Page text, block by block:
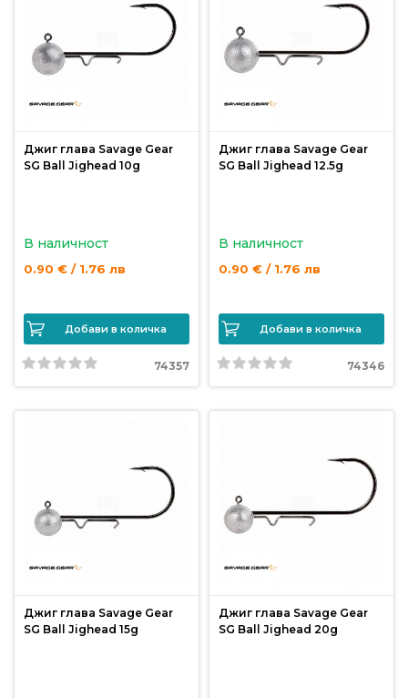
Куки
риболов
Дрехи
Къмпинг
Лодки
Изкуствени
за
Джиг глава Savage Gear
SG Ball Jighead 10g
В наличност
0.90 € / 1.76 лв
Добави в количка
74357
Джиг глава Savage Gear
SG Ball Jighead 12.5g
В наличност
0.90 € / 1.76 лв
Добави в количка
74346
Джиг глава Savage Gear
SG Ball Jighead 15g
Джиг глава Savage Gear
SG Ball Jighead 20g